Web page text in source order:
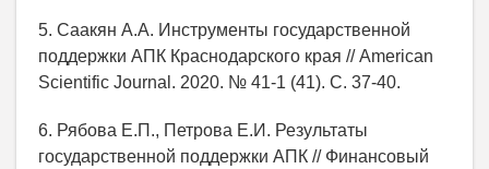
5. Саакян А.А. Инструменты государственной
поддержки АПК Краснодарского края // American
Scientific Journal. 2020. № 41-1 (41). С. 37-40.
6. Рябова Е.П., Петрова Е.И. Результаты
государственной поддержки АПК // Финансовый